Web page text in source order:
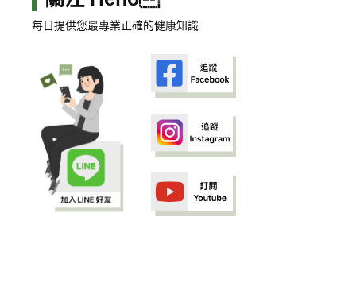
每日提供您最專業正確的健康知識